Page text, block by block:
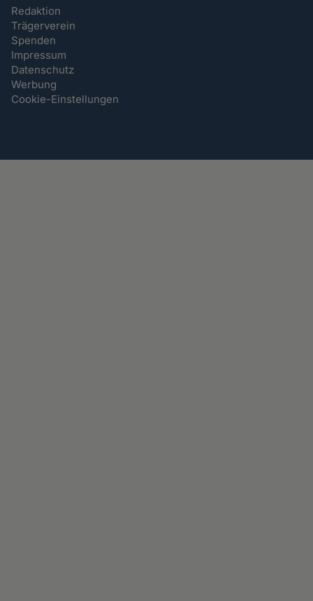
Redaktion
Trägerverein
Spenden
Impressum
Datenschutz
Werbung
Cookie-Einstellungen